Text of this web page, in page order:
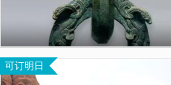
可订明日